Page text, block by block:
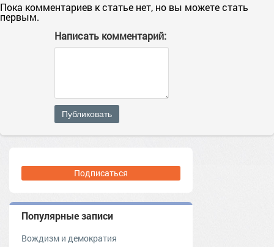
Пока комментариев к статье нет, но вы можете стать
первым.
Написать комментарий:
Публиковать
Подписаться
Популярные записи
Вождизм и демократия